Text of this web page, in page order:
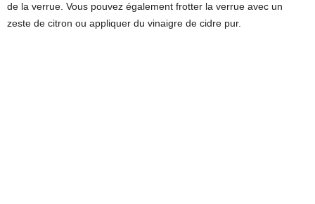
de la verrue. Vous pouvez également frotter la verrue avec un
zeste de citron ou appliquer du vinaigre de cidre pur.